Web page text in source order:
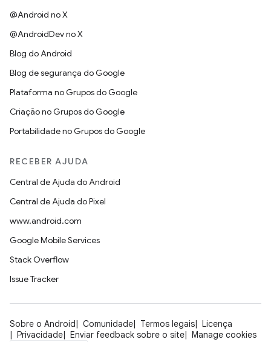
@Android no X
@AndroidDev no X
Blog do Android
Blog de segurança do Google
Plataforma no Grupos do Google
Criação no Grupos do Google
Portabilidade no Grupos do Google
RECEBER AJUDA
Central de Ajuda do Android
Central de Ajuda do Pixel
www.android.com
Google Mobile Services
Stack Overflow
Issue Tracker
Sobre o Android Comunidade Termos legais
Licença
Privacidade
Enviar feedback sobre o site Manage cookies